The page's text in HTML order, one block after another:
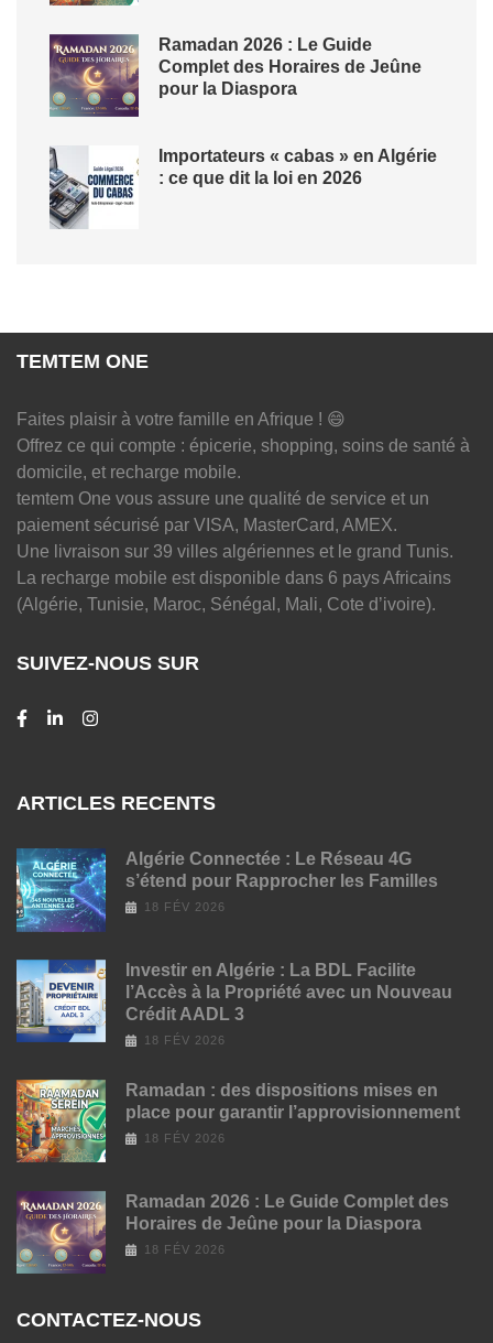
Ramadan 2026 : Le Guide
Complet des Horaires de Jeûne
pour la Diaspora
Importateurs « cabas » en Algérie
: ce que dit la loi en 2026
TEMTEM ONE
Faites plaisir à votre famille en Afrique ! 😄
Offrez ce qui compte : épicerie, shopping, soins de santé à
domicile, et recharge mobile.
temtem One vous assure une qualité de service et un
paiement sécurisé par VISA, MasterCard, AMEX.
Une livraison sur 39 villes algériennes et le grand Tunis.
La recharge mobile est disponible dans 6 pays Africains
(Algérie, Tunisie, Maroc, Sénégal, Mali, Cote d’ivoire).
SUIVEZ-NOUS SUR
ARTICLES RECENTS
Algérie Connectée : Le Réseau 4G
s’étend pour Rapprocher les Familles
18 FÉV 2026
Investir en Algérie : La BDL Facilite
l’Accès à la Propriété avec un Nouveau
Crédit AADL 3
18 FÉV 2026
Ramadan : des dispositions mises en
place pour garantir l’approvisionnement
18 FÉV 2026
Ramadan 2026 : Le Guide Complet des
Horaires de Jeûne pour la Diaspora
18 FÉV 2026
CONTACTEZ-NOUS